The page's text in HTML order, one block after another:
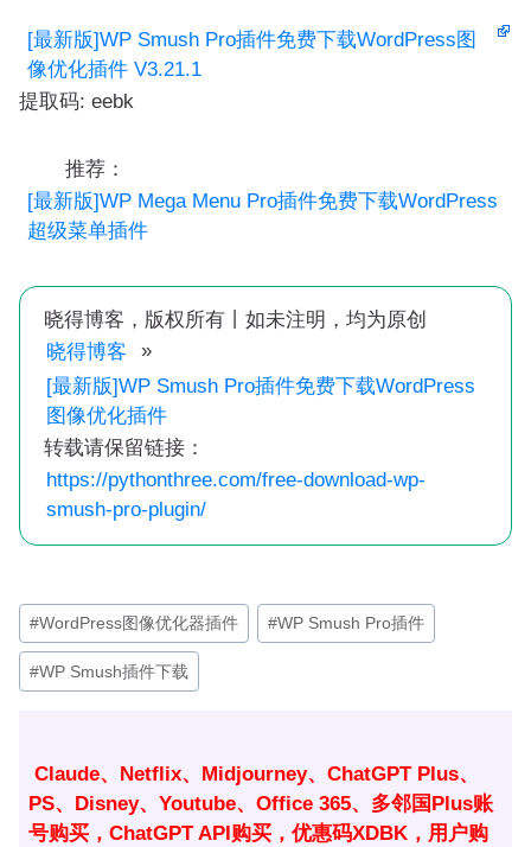
[最新版]WP Smush Pro插件免费下载WordPress图
像优化插件 V3.21.1
提取码: eebk
推荐：
[最新版]WP Mega Menu Pro插件免费下载WordPress
超级菜单插件
晓得博客，版权所有丨如未注明，均为原创
晓得博客
»
[最新版]WP Smush Pro插件免费下载WordPress
图像优化插件
转载请保留链接：
https://pythonthree.com/free-download-wp-
smush-pro-plugin/
文
章
标
#WordPress图像优化器插件 #WP Smush Pro插件
#WP Smush插件下载
Claude、Netflix、Midjourney、ChatGPT Plus、
PS、Disney、Youtube、Office 365、多邻国Plus账
号购买，ChatGPT API购买，优惠码XDBK，用户购